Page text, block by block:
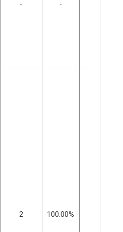
- -
2 100.00%